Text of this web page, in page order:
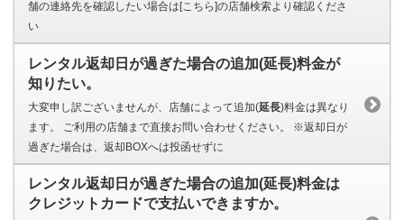
舗の連絡先を確認したい場合は[こちら]の店舗検索より確認くださ
い
レンタル返却日が過ぎた場合の追加(延長)料金が
知りたい。
大変申し訳ございませんが、店舗によって追加(延長)料金は異なり
ます。 ご利用の店舗まで直接お問い合わせください。 ※返却日が
過ぎた場合は、返却BOXへは投函せずに
レンタル返却日が過ぎた場合の追加(延長)料金は
クレジットカードで支払いできますか。